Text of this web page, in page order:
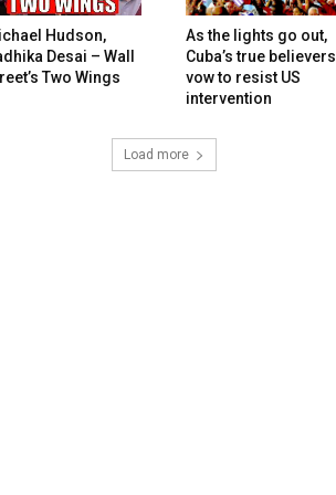
Hudson,
Desai – Wall
Two Wings
As the lights go out,
Cuba’s true believers
vow to resist US
intervention
Load more